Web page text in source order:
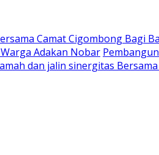
Camat Cigombong Bagi
Adakan Nobar
dan jalin sinergitas